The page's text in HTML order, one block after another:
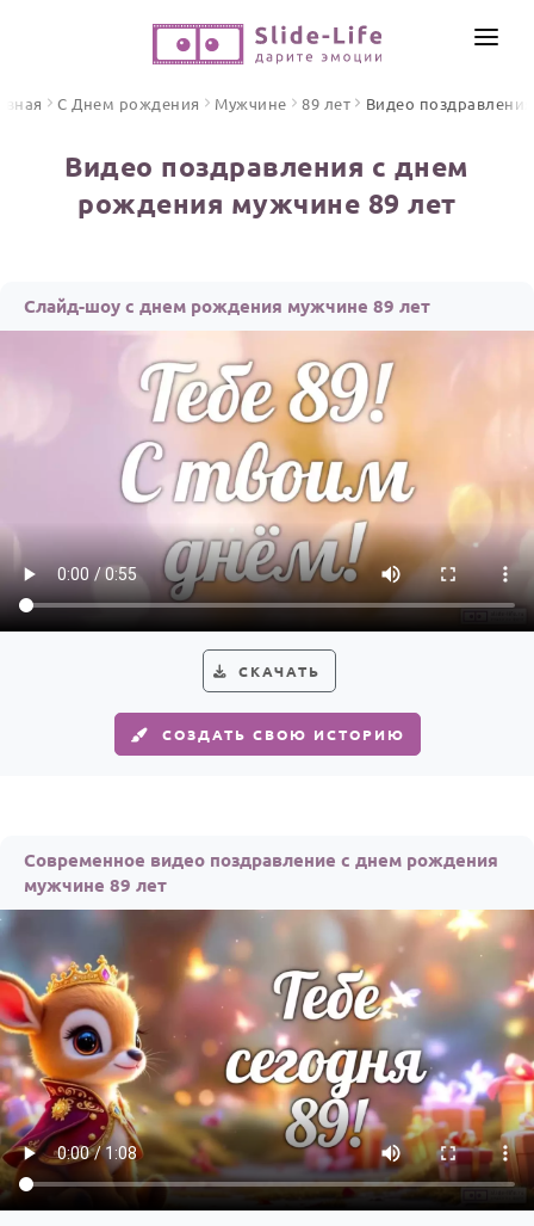
ПО ФОРМАТУ
Открытки
Стихи и тексты
ПРАЗДНИКИ
С Днем рождения
Юбилей
Свадьба
Годовщина свадьбы
Календарь праздников
Женщине
Мужчине
Детям
Все родственники
ПЕРСОНАЛЬНЫЕ
Пожелания
По именам
По годам
ИНСТРУМЕНТЫ
ОТЗЫВЫ
С Днем рождения Мужчине 89 лет Видео поздравления
Видео поздравления с днем
рождения мужчине 89 лет
Слайд-шоу с днем рождения мужчине 89 лет
СКАЧАТЬ
СОЗДАТЬ СВОЮ ИСТОРИЮ
Современное видео поздравление с днем рождения
мужчине 89 лет